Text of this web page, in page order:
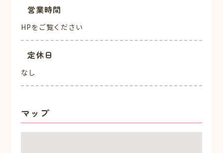
営業時間
HPをご覧ください
定休日
なし
マップ